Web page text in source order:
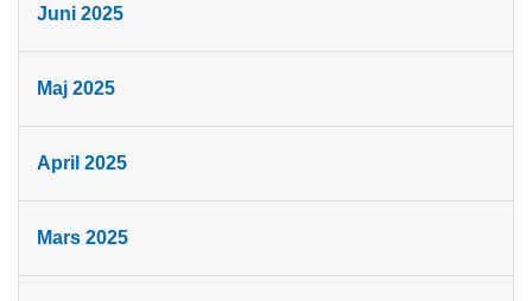
Juni 2025
Maj 2025
April 2025
Mars 2025